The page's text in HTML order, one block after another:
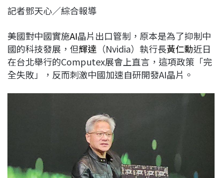
c
b
o
o
k
n
r
a
d
s
n
e
d
I
n
L
i
n
k
記者鄧天心／綜合報導
美國對中國實施AI晶片出口管制，原本是為了抑制中
國的科技發展，但輝達 （Nvidia）執行長黃仁勳近日
在台北舉行的Computex展會上直言，這項政策「完
全失敗」，反而刺激中國加速自研開發AI晶片。